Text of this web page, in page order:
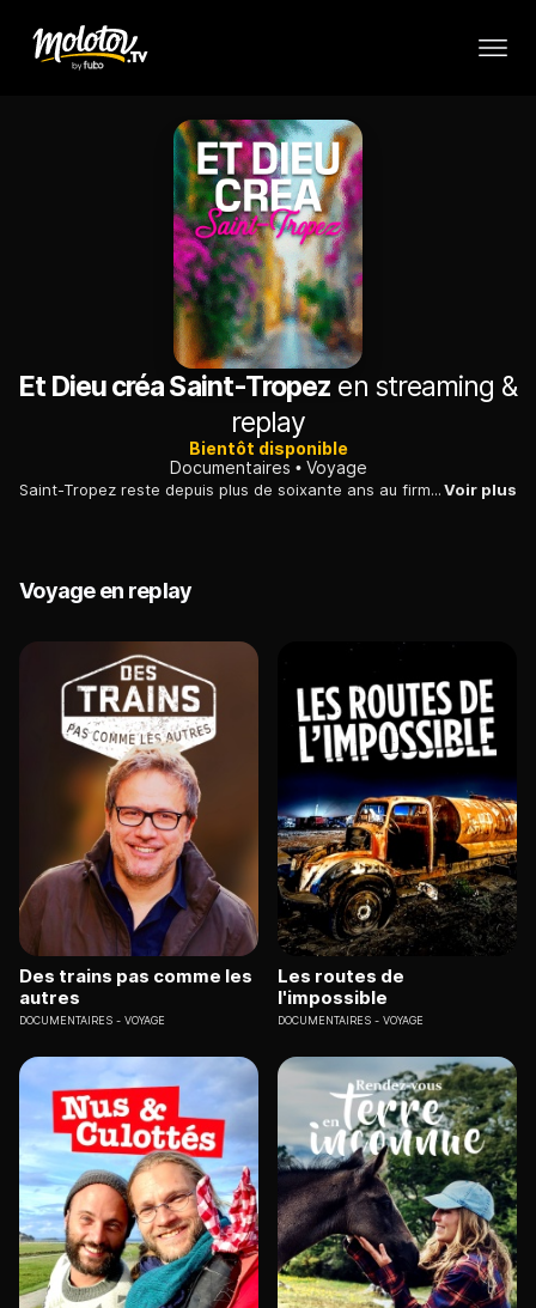
Et Dieu créa Saint-Tropez en streaming &
replay
Bientôt disponible
Documentaires
Voyage
Saint-Tropez reste depuis plus de soixante ans au firmament des lieux de villégiature côtiers. Ce lieu incontournable a su préserver son âme et ses traditions.Voir plus
Voyage en replay
Des trains pas comme les
autres
DOCUMENTAIRES VOYAGE
Les routes de
l'impossible
DOCUMENTAIRES VOYAGE